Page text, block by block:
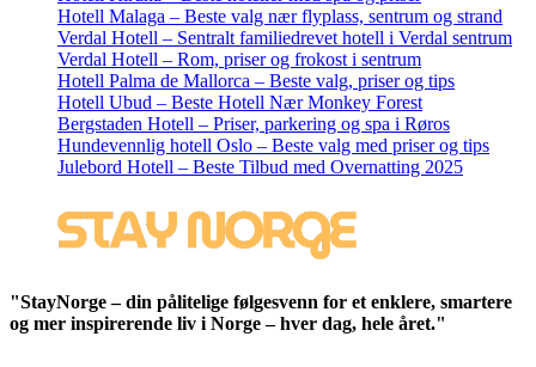
Hotell Malaga – Beste valg nær flyplass, sentrum og strand
Verdal Hotell – Sentralt familiedrevet hotell i Verdal sentrum
Verdal Hotell – Rom, priser og frokost i sentrum
Hotell Palma de Mallorca – Beste valg, priser og tips
Hotell Ubud – Beste Hotell Nær Monkey Forest
Bergstaden Hotell – Priser, parkering og spa i Røros
Hundevennlig hotell Oslo – Beste valg med priser og tips
Julebord Hotell – Beste Tilbud med Overnatting 2025
"StayNorge – din pålitelige følgesvenn for et enklere, smartere
og mer inspirerende liv i Norge – hver dag, hele året."